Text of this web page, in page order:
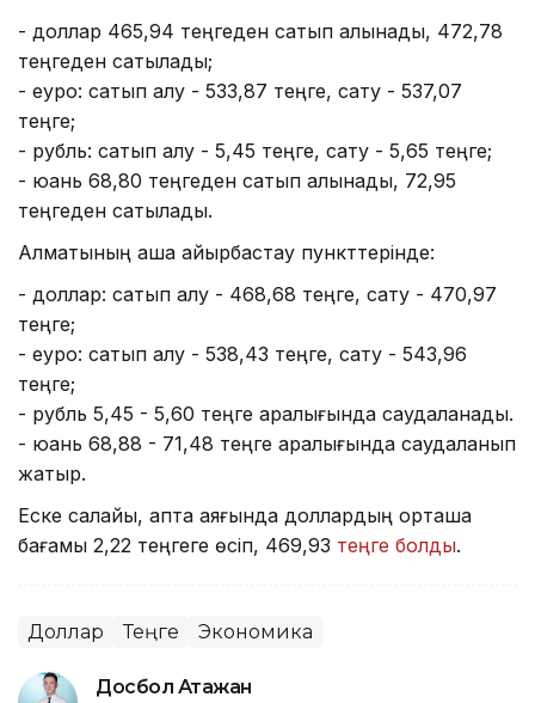
- доллар 465,94 теңгеден сатып алынады, 472,78
теңгеден сатылады;
- еуро: сатып алу - 533,87 теңге, сату - 537,07
теңге;
- рубль: сатып алу - 5,45 теңге, сату - 5,65 теңге;
- юань 68,80 теңгеден сатып алынады, 72,95
теңгеден сатылады.
Алматының ақша айырбастау пункттерінде:
- доллар: сатып алу - 468,68 теңге, сату - 470,97
теңге;
- еуро: сатып алу - 538,43 теңге, сату - 543,96
теңге;
- рубль 5,45 - 5,60 теңге аралығында саудаланады.
- юань 68,88 - 71,48 теңге аралығында саудаланып
жатыр.
Еске салайық, апта аяғында доллардың орташа
бағамы 2,22 теңгеге өсіп, 469,93 теңге болды.
Доллар Теңге Экономика
Досбол Атажан